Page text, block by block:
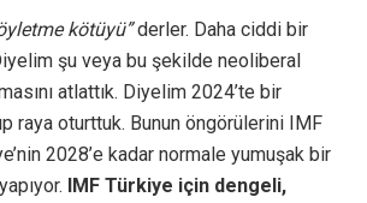
kötüyü”derler. Daha ciddi bir
şu veya bu şekilde neoliberal
atlattık. Diyelim 2024’te bir
raya oturttuk. Bunun öngörülerini IMF
2028’e kadar normale yumuşak bir
IMF Türkiye için dengeli,